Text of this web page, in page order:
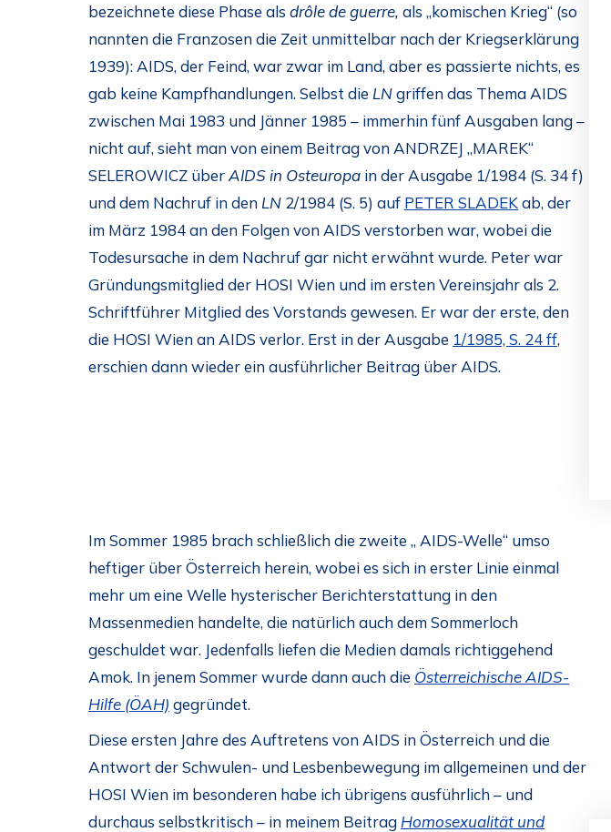
bezeichnete diese Phase als drôle de guerre, als „komischen Krieg“ (so
nannten die Franzosen die Zeit unmittelbar nach der Kriegserklärung
1939): AIDS, der Feind, war zwar im Land, aber es passierte nichts, es
gab keine Kampfhandlungen. Selbst die LNgriffen das Thema AIDS
zwischen Mai 1983 und Jänner 1985 – immerhin fünf Ausgaben lang –
nicht auf, sieht man von einem Beitrag von ANDRZEJ „MAREK“
SELEROWICZ überAIDS in Osteuropa in der Ausgabe 1/1984 (S. 34 f)
und dem Nachruf in den LN 2/1984 (S. 5) auf PETER SLADEKab, der
im März 1984 an den Folgen von AIDS verstorben war, wobei die
Todesursache in dem Nachruf gar nicht erwähnt wurde. Peter war
Gründungsmitglied der HOSI Wien und im ersten Vereinsjahr als 2.
Schriftführer Mitglied des Vorstands gewesen. Er war der erste, den
die HOSI Wien an AIDS verlor. Erst in der Ausgabe 1/1985, S. 24 ff,
erschien dann wieder ein ausführlicher Beitrag über AIDS.
Im Sommer 1985 brach schließlich die zweite „ AIDS-Welle“ umso
heftiger über Österreich herein, wobei es sich in erster Linie einmal
mehr um eine Welle hysterischer Berichterstattung in den
Massenmedien handelte, die natürlich auch dem Sommerloch
geschuldet war. Jedenfalls liefen die Medien damals richtiggehend
Amok. In jenem Sommer wurde dann auch die Österreichische AIDS-
Hilfe (ÖAH) gegründet.
Diese ersten Jahre des Auftretens von AIDS in Österreich und die
Antwort der Schwulen- und Lesbenbewegung im allgemeinen und der
HOSI Wien im besonderen habe ich übrigens ausführlich – und
durchaus selbstkritisch – in meinem Beitrag Homosexualität und